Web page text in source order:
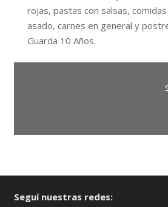
rojas, pastas con salsas,
asado, carnes en general y
Guarda 10 Años.
Seguí nuestras redes: